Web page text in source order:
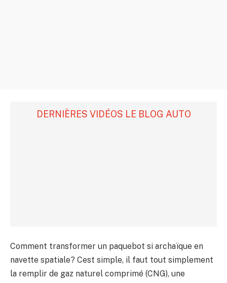
DERNIÈRES VIDÉOS LE BLOG AUTO
Comment transformer un paquebot si archaïque en
navette spatiale? Cest simple, il faut tout simplement
la remplir de gaz naturel comprimé (CNG), une